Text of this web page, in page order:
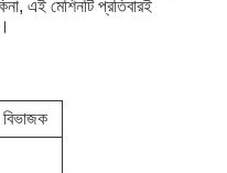
এই মেশিনটি প্রতিবারই
বিভাজক